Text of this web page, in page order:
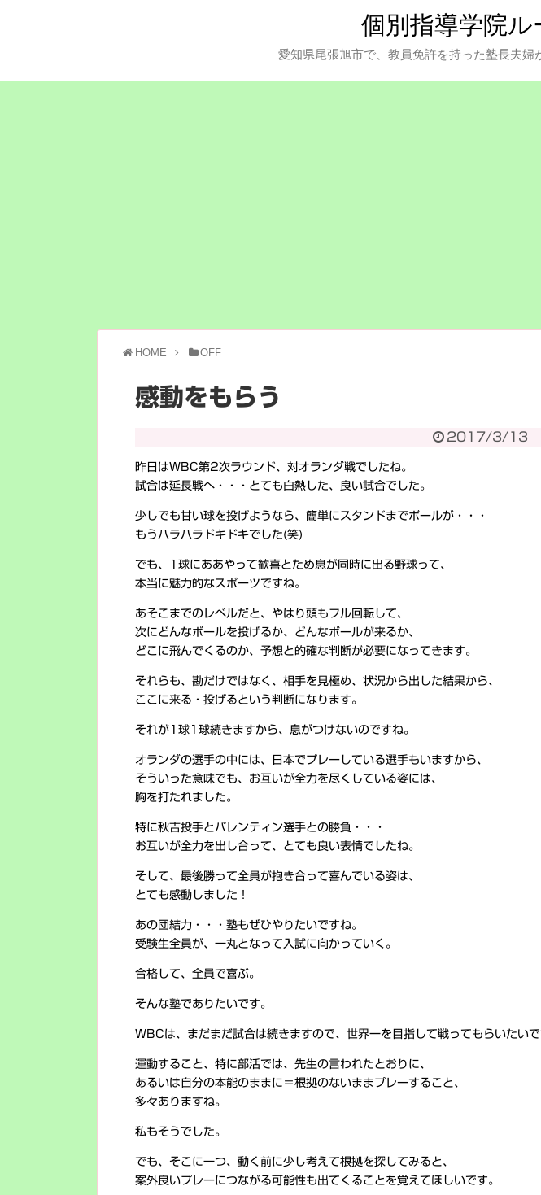
個別指導学院
愛知県尾張旭市で、教員免許を持った塾長夫婦
HOME OFF
感動をもらう
2017/3/13
昨日はWBC第2次ラウンド、対オランダ戦でしたね。
試合は延長戦へ・・・とても白熱した、良い試合でした。
少しでも甘い球を投げようなら、簡単にスタンドまでボールが・・・
もうハラハラドキドキでした(笑)
でも、1球にああやって歓喜とため息が同時に出る野球って、
本当に魅力的なスポーツですね。
あそこまでのレベルだと、やはり頭もフル回転して、
次にどんなボールを投げるか、どんなボールが来るか、
どこに飛んでくるのか、予想と的確な判断が必要になってきます。
それらも、勘だけではなく、相手を見極め、状況から出した結果から、
ここに来る・投げるという判断になります。
それが1球1球続きますから、息がつけないのですね。
オランダの選手の中には、日本でプレーしている選手もいますから、
そういった意味でも、お互いが全力を尽くしている姿には、
胸を打たれました。
特に秋吉投手とバレンティン選手との勝負・・・
お互いが全力を出し合って、とても良い表情でしたね。
そして、最後勝って全員が抱き合って喜んでいる姿は、
とても感動しました！
あの団結力・・・塾もぜひやりたいですね。
受験生全員が、一丸となって入試に向かっていく。
合格して、全員で喜ぶ。
そんな塾でありたいです。
WBCは、まだまだ試合は続きますので、世界一を目指して戦ってもらいたいで
運動すること、特に部活では、先生の言われたとおりに、
あるいは自分の本能のままに＝根拠のないままプレーすること、
多々ありますね。
私もそうでした。
でも、そこに一つ、動く前に少し考えて根拠を探してみると、
案外良いプレーにつながる可能性も出てくることを覚えてほしいです。